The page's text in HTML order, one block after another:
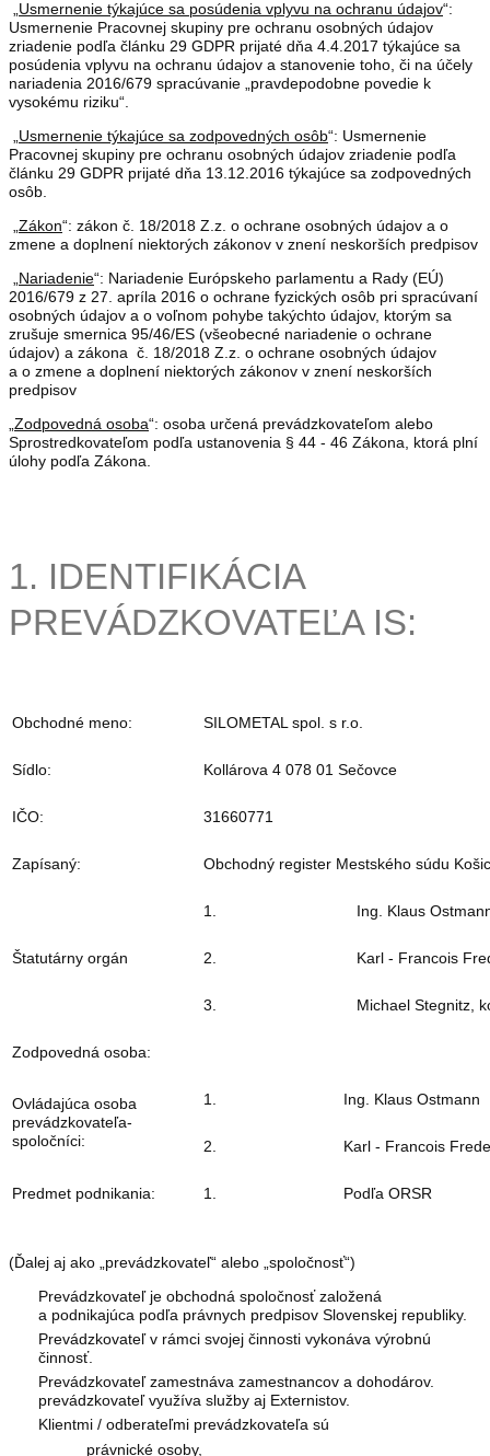
„Usmernenie týkajúce sa posúdenia vplyvu na ochranu údajov“:
Usmernenie Pracovnej skupiny pre ochranu osobných údajov
zriadenie podľa článku 29 GDPR prijaté dňa 4.4.2017 týkajúce sa
posúdenia vplyvu na ochranu údajov a stanovenie toho, či na účely
nariadenia 2016/679 spracúvanie „pravdepodobne povedie k
vysokému riziku“.
„Usmernenie týkajúce sa zodpovedných osôb“: Usmernenie
Pracovnej skupiny pre ochranu osobných údajov zriadenie podľa
článku 29 GDPR prijaté dňa 13.12.2016 týkajúce sa zodpovedných
osôb.
„Zákon“: zákon č. 18/2018 Z.z. o ochrane osobných údajov a o
zmene a doplnení niektorých zákonov v znení neskorších predpisov
„Nariadenie“: Nariadenie Európskeho parlamentu a Rady (EÚ)
2016/679 z 27. apríla 2016 o ochrane fyzických osôb pri spracúvaní
osobných údajov a o voľnom pohybe takýchto údajov, ktorým sa
zrušuje smernica 95/46/ES (všeobecné nariadenie o ochrane
údajov) a zákona č. 18/2018 Z.z. o ochrane osobných údajov
a o zmene a doplnení niektorých zákonov v znení neskorších
predpisov
„Zodpovedná osoba“: osoba určená prevádzkovateľom alebo
Sprostredkovateľom podľa ustanovenia § 44 - 46 Zákona, ktorá plní
úlohy podľa Zákona.
1. IDENTIFIKÁCIA
PREVÁDZKOVATEĽA IS:
Obchodné meno: SILOMETAL spol. s r.o.
Sídlo: Kollárova 4 078 01 Sečovce
IČO: 31660771
Zapísaný: Obchodný register Mestského súdu
Štatutárny orgán
1. Ing. Klaus
2. Karl - Francois
3. Michael Stegnitz,
Zodpovedná osoba:
Ovládajúca osoba
prevádzkovateľa-
spoločníci:
1. Ing. Klaus Ostmann
2. Karl - Francois
Predmet podnikania: 1. Podľa ORSR
(Ďalej aj ako „prevádzkovateľ“ alebo „spoločnosť“)
Prevádzkovateľ je obchodná spoločnosť založená
a podnikajúca podľa právnych predpisov Slovenskej republiky.
Prevádzkovateľ v rámci svojej činnosti vykonáva výrobnú
činnosť.
Prevádzkovateľ zamestnáva zamestnancov a dohodárov.
prevádzkovateľ využíva služby aj Externistov.
Klientmi / odberateľmi prevádzkovateľa sú
právnické osoby,